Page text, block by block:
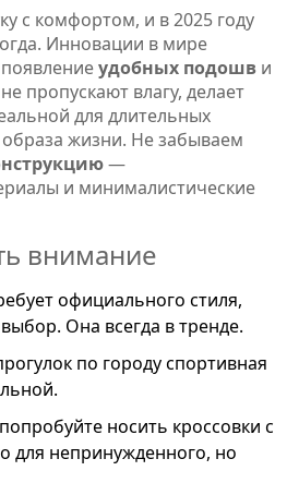
с комфортом, и в 2025 году
Инновации в мире
удобных подошв и
пропускают влагу, делает
для длительных
образа жизни. Не забываем
—
и минималистические
внимание
официального стиля,
Она всегда в тренде.
по городу спортивная
носить кроссовки с
для непринужденного, но